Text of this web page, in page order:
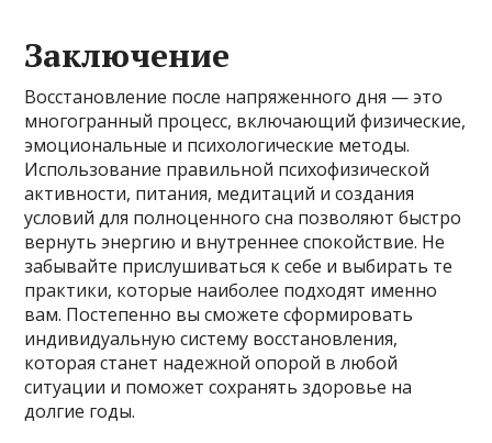
Заключение
Восстановление после напряженного дня — это
многогранный процесс, включающий физические,
эмоциональные и психологические методы.
Использование правильной психофизической
активности, питания, медитаций и создания
условий для полноценного сна позволяют быстро
вернуть энергию и внутреннее спокойствие. Не
забывайте прислушиваться к себе и выбирать те
практики, которые наиболее подходят именно
вам. Постепенно вы сможете сформировать
индивидуальную систему восстановления,
которая станет надежной опорой в любой
ситуации и поможет сохранять здоровье на
долгие годы.